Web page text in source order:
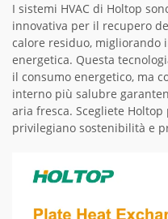
I sistemi HVAC di Holtop
innovativa per il recupero
calore residuo, migliorando
energetica. Questa
il consumo energetico, ma
interno più salubre
aria fresca. Scegliete Holtop
privilegiano sostenibilità e